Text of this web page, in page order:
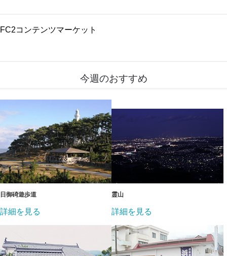
FC2コンテンツマーケット
今週のおすすめ
日御碕遊歩道
詳細を見る
霊山
詳細を見る